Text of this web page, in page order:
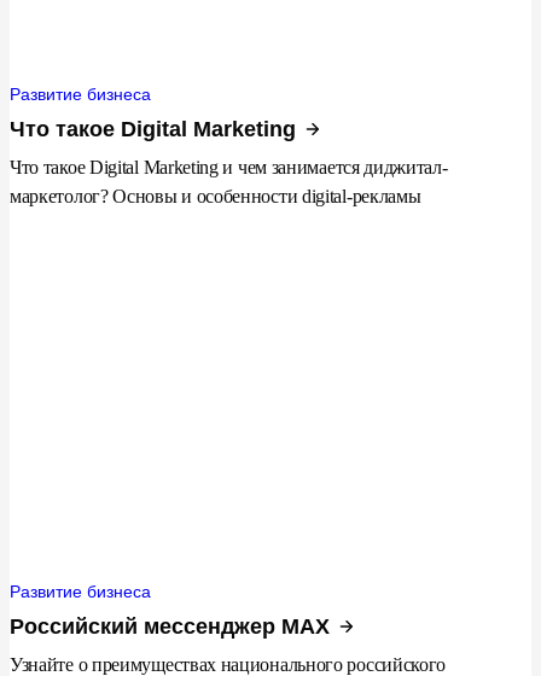
Развитие бизнеса
Что такое Digital Marketing
Что такое Digital Marketing и чем занимается диджитал-
маркетолог? Основы и особенности digital-рекламы
Развитие бизнеса
Российский мессенджер MAX
Узнайте о преимуществах национального российского